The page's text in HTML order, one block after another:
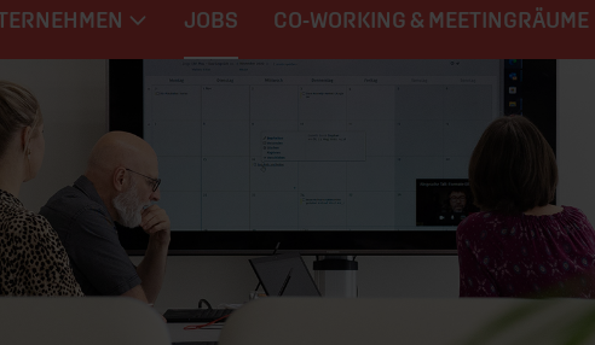
JOBS CO-WORKING & MEETINGRÄUME